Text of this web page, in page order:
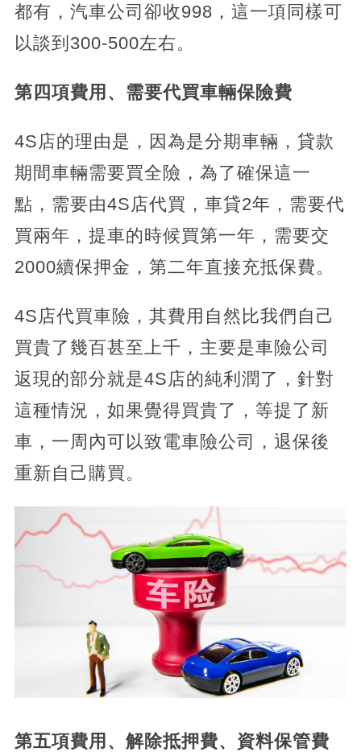
都有，汽車公司卻收998，這一項同樣可
以談到300-500左右。
第四項費用、需要代買車輛保險費
4S店的理由是，因為是分期車輛，貸款
期間車輛需要買全險，為了確保這一
點，需要由4S店代買，車貸2年，需要代
買兩年，提車的時候買第一年，需要交
2000續保押金，第二年直接充抵保費。
4S店代買車險，其費用自然比我們自己
買貴了幾百甚至上千，主要是車險公司
返現的部分就是4S店的純利潤了，針對
這種情況，如果覺得買貴了，等提了新
車，一周內可以致電車險公司，退保後
重新自己購買。
第五項費用、解除抵押費、資料保管費